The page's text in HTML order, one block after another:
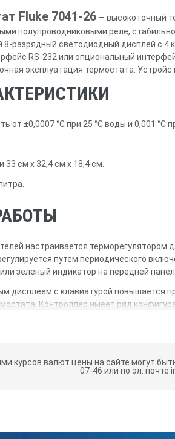
Fluke 7041-26 — высокоточный
полупроводниковыми реле,
8-разрядный светодиодный дисплей с
RS-232 или опциональный
эксплуатация термостата.
от ±0,0007 °C при 25 °C воды и 0,001 °C
см x 32,4 см x 18,4 см.
настраивается
путем периодического
зеленый индикатор на передней
дисплеем с клавиатурой повышается
Контроллер имеет ряд
панели. Доступ к ним
настройками прибора
другим функциям контроллера,
курсов валют цены на сайте могут
07-46 или по эл. почте